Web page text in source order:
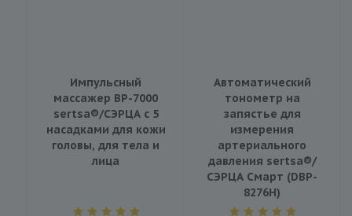
Импульсный
массажер BP-7000
sertsa®/СЭРЦА с 5
насадками для кожи
головы, для тела и
лица
Автоматический
тонометр на
запястье для
измерения
артериального
давления sertsa®/
СЭРЦА Смарт (DBP-
8276H)